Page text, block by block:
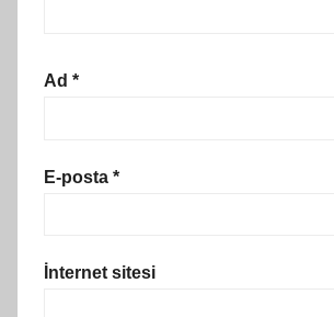
Ad *
E-posta *
İnternet sitesi